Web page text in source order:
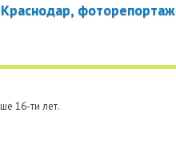
фоторепортаж
16-ти лет.